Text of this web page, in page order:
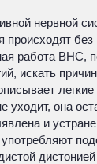
нервной
происходят
работа ВНС,
искать
уходит, она
и